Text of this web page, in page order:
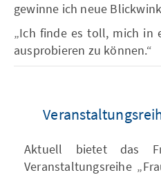
gewinne ich neue
„Ich finde es toll, mich in
ausprobieren zu können.“
Aktuell bietet das
Veranstaltungsreihe